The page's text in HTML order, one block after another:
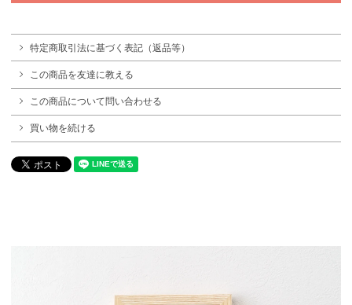
特定商取引法に基づく表記（返品等）
この商品を友達に教える
この商品について問い合わせる
買い物を続ける